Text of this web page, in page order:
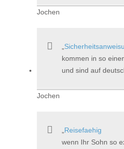
Jochen
kommen in so
und sind auf
Jochen
Reisefaehig
wenn Ihr Sohn so